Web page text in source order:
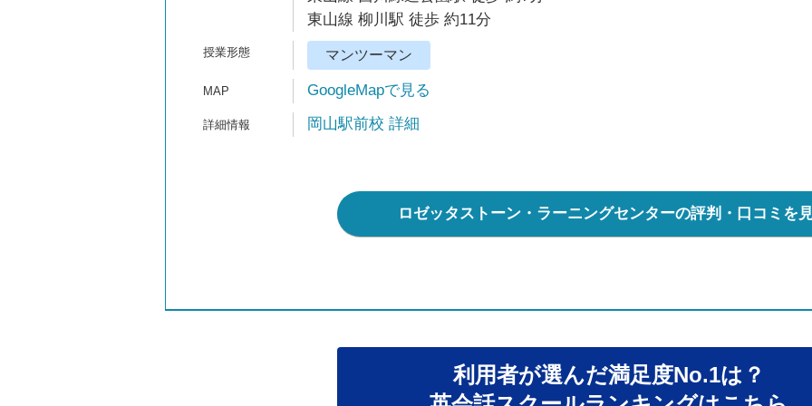
東山線 柳川駅 徒歩 約11分
マンツーマン
GoogleMapで見る
岡山駅前校 詳細
ロゼッタストーン・ラーニングセンターの評判・口コミを
利用者が選んだ満足度No.1は？